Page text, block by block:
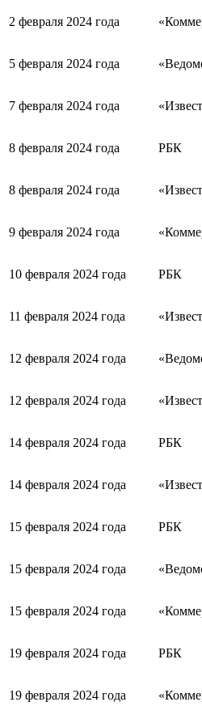
2 февраля 2024 года
5 февраля 2024 года
7 февраля 2024 года
8 февраля 2024 года РБК
8 февраля 2024 года
9 февраля 2024 года
10 февраля 2024 года РБК
11 февраля 2024 года
12 февраля 2024 года
12 февраля 2024 года
14 февраля 2024 года РБК
14 февраля 2024 года
15 февраля 2024 года РБК
15 февраля 2024 года
15 февраля 2024 года
19 февраля 2024 года РБК
19 февраля 2024 года